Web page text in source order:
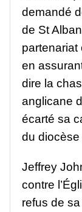
demandé
de St
partenariat
en
dire la
anglicane
écarté sa
du
Jeffrey
contre
refus de